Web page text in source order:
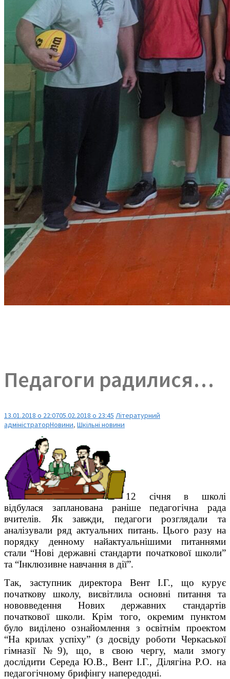
Педагоги радилися…
13.01.2018 о 22:0705.02.2018 о 23:45 Літературний
адміністраторНовини, Шкільні новини
12 січня в школі
відбулася запланована раніше педагогічна рада
вчителів. Як завжди, педагоги розглядали та
аналізували ряд актуальних питань. Цього разу на
порядку денному найактуальнішими питаннями
стали “Нові державні стандарти початкової школи”
та “Інклюзивне навчання в дії”.
Так, заступник директора Вент І.Г., що курує
початкову школу, висвітлила основні питання та
нововведення Нових державних стандартів
початкової школи. Крім того, окремим пунктом
було виділено ознайомлення з освітнім проектом
“На крилах успіху” (з досвіду роботи Черкаської
гімназії №9), що, в свою чергу, мали змогу
дослідити Середа Ю.В., Вент І.Г., Ділягіна Р.О. на
педагогічному брифінгу напередодні.